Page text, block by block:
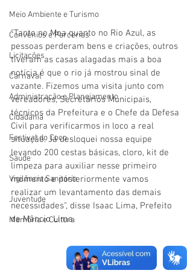
Meio Ambiente e Turismo
Convênios e Parcerias
Licitações
Carnaval
Administração e Planejamento
Cidadania
Festival do Coco
Saúde
Vigilãncia Sanitária
Juventude
Memória e Cultura
"Tanto no Moa quanto no Rio Azul, as
pessoas perderam bens e criações, outros
tiveram as casas alagadas mais a boa
notícia é que o rio já mostrou sinal de
vazante. Fizemos uma visita junto com
vereadores, Secretários Municipais,
técnicos da Prefeitura e o Chefe da Defesa
Civil para verificarmos in loco a real
situação. Já desloquei nossa equipe
levando 200 cestas básicas, cloro, kit de
limpeza para auxiliar nesse primeiro
momento e posteriormente vamos
realizar um levantamento das demais
necessidades", disse Isaac Lima, Prefeito
de Mâncio Lima.